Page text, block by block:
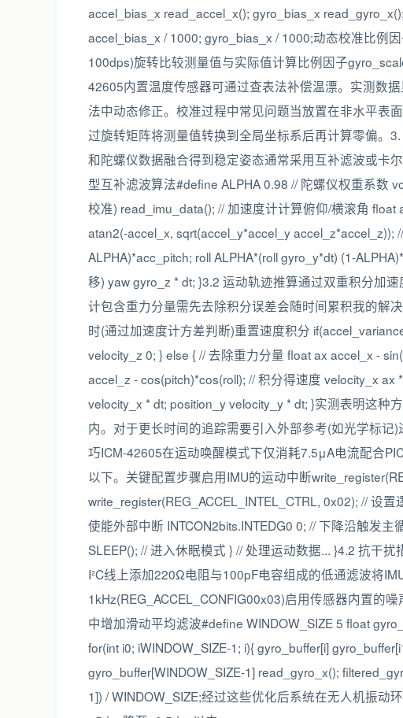
accel_bias_x read_accel_x(); gyro_bias_x
accel_bias_x / 1000; gyro_bias_x / 1000;动态校准比例
100dps)旋转比较测量值与实际值计算比例因子
42605内置温度传感器可通过查表法补偿温漂。实测数
法中动态修正。校准过程中常见问题当放置在非水平表
过旋转矩阵将测量值转换到全局坐标系后再计算零偏。
和陀螺仪数据融合得到稳定姿态通常采用互补滤波或卡
型互补滤波算法#define ALPHA 0.98 // 陀螺仪权重系数
校准) read_imu_data(); // 加速度计计算俯仰/横滚角
atan2(-accel_x, sqrt(accel_y*accel_y accel_z*accel_z));
ALPHA)*acc_pitch; roll ALPHA*(roll gyro_y*dt) (1-
移) yaw gyro_z * dt; }3.2 运动轨迹推算通过双重积分加
计包含重力分量需先去除积分误差会随时间累积我的解
时(通过加速度计方差判断)重置速度积分
velocity_z 0; } else { // 去除重力分量 float ax accel_x -
accel_z - cos(pitch)*cos(roll); // 积分得速度 velocity_x
velocity_x * dt; position_y velocity_y * dt; }实测表明这种
内。对于更长时间的追踪需要引入外部参考(如光学标
巧ICM-42605在运动唤醒模式下仅消耗7.5μA电流配合
以下。关键配置步骤启用IMU的运动中断
write_register(REG_ACCEL_INTEL_CTRL, 0x02); // 设
使能外部中断 INTCON2bits.INTEDG0 0; // 下降沿触发
SLEEP(); // 进入休眠模式 } // 处理运动数据... }4.2 抗干
I²C线上添加220Ω电阻与100pF电容组成的低通滤波将
1kHz(REG_ACCEL_CONFIG00x03)启用传感器内置的
中增加滑动平均滤波#define WINDOW_SIZE 5 float
for(int i0; iWINDOW_SIZE-1; i){ gyro_buffer[i]
gyro_buffer[WINDOW_SIZE-1] read_gyro_x();
1]) / WINDOW_SIZE;经过这些优化后系统在无人机振动